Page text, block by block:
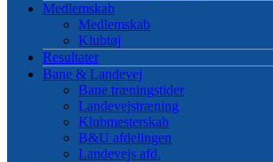
Medlemskab
Medlemskab
Klubtøj
Resultater
Bane & Landevej
Bane træningstider
Landevejstræning
Klubmesterskab
B&U afdelingen
Landevejs afd.